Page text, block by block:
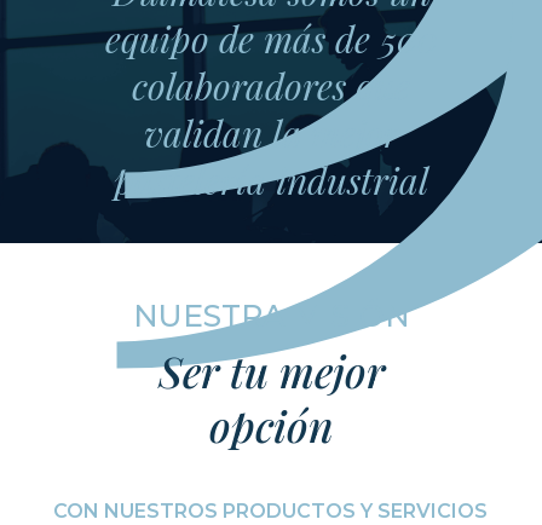
equipo de más de 500
colaboradores que
validan la mejor
pastelería industrial
NUESTRA MISIÓN
Ser tu mejor
opción
CON NUESTROS PRODUCTOS Y SERVICIOS